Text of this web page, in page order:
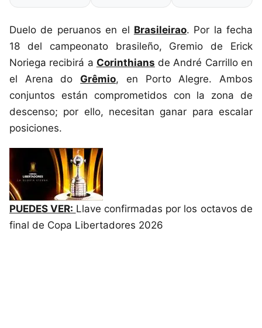
Duelo de peruanos en el Brasileirao. Por la fecha
18 del campeonato brasileño, Gremio de Erick
Noriega recibirá a Corinthians de André Carrillo en
el Arena do Grêmio, en Porto Alegre. Ambos
conjuntos están comprometidos con la zona de
descenso; por ello, necesitan ganar para escalar
posiciones.
PUEDES VER: Llave confirmadas por los octavos de
final de Copa Libertadores 2026